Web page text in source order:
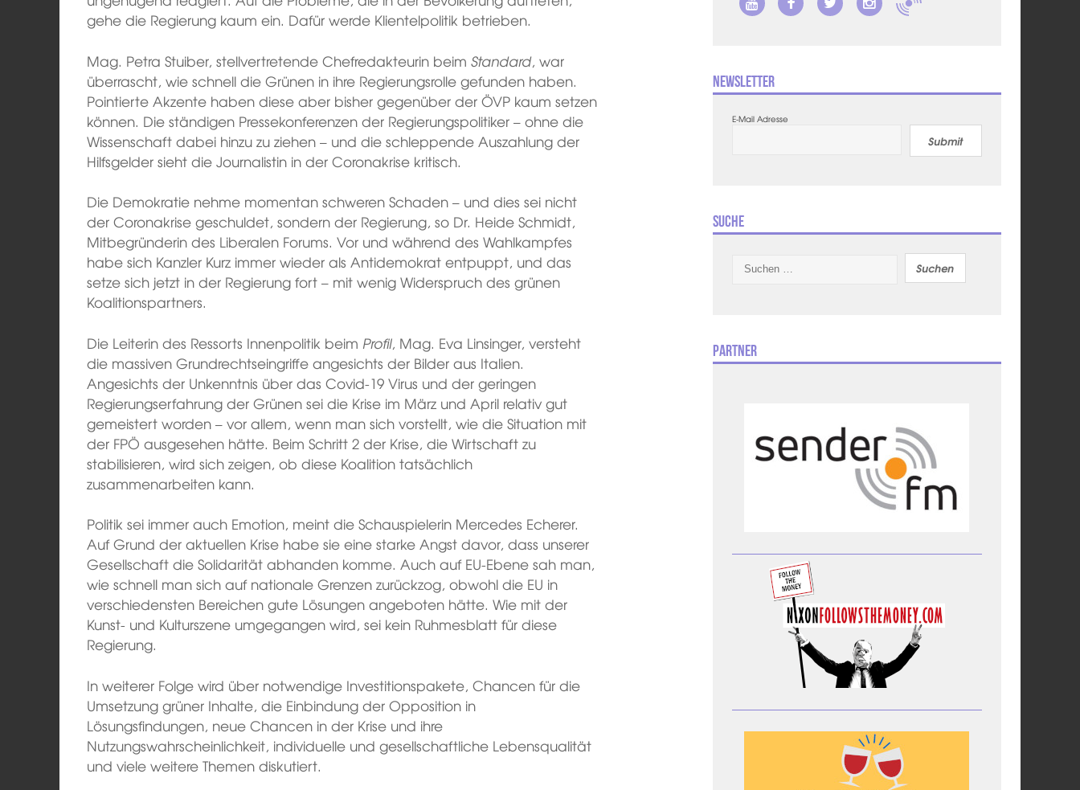
gehe die Regierung kaum ein. Dafür werde Klientelpolitik betrieben.
Mag. Petra Stuiber, stellvertretende Chefredakteurin beimStandard, war
überrascht, wie schnell die Grünen in ihre Regierungsrolle gefunden haben.
Pointierte Akzente haben diese aber bisher gegenüber der ÖVP kaum setzen
können. Die ständigen Pressekonferenzen der Regierungspolitiker – ohne die
Wissenschaft dabei hinzu zu ziehen – und die schleppende Auszahlung der
Hilfsgelder sieht die Journalistin in der Coronakrise kritisch.
Die Demokratie nehme momentan schweren Schaden – und dies sei nicht
der Coronakrise geschuldet, sondern der Regierung, so Dr. Heide Schmidt,
Mitbegründerin des Liberalen Forums. Vor und während des Wahlkampfes
habe sich Kanzler Kurz immer wieder als Antidemokrat entpuppt, und das
setze sich jetzt in der Regierung fort – mit wenig Widerspruch des grünen
Koalitionspartners.
Die Leiterin des Ressorts Innenpolitik beim Profil, Mag. Eva Linsinger, versteht
die massiven Grundrechtseingriffe angesichts der Bilder aus Italien.
Angesichts der Unkenntnis über das Covid-19 Virus und der geringen
Regierungserfahrung der Grünen sei die Krise im März und April relativ gut
gemeistert worden – vor allem, wenn man sich vorstellt, wie die Situation mit
der FPÖ ausgesehen hätte. Beim Schritt 2 der Krise, die Wirtschaft zu
stabilisieren, wird sich zeigen, ob diese Koalition tatsächlich
zusammenarbeiten kann.
Politik sei immer auch Emotion, meint die Schauspielerin Mercedes Echerer.
Auf Grund der aktuellen Krise habe sie eine starke Angst davor, dass unserer
Gesellschaft die Solidarität abhanden komme. Auch auf EU-Ebene sah man,
wie schnell man sich auf nationale Grenzen zurückzog, obwohl die EU in
verschiedensten Bereichen gute Lösungen angeboten hätte. Wie mit der
Kunst- und Kulturszene umgegangen wird, sei kein Ruhmesblatt für diese
Regierung.
In weiterer Folge wird über notwendige Investitionspakete, Chancen für die
Umsetzung grüner Inhalte, die Einbindung der Opposition in
Lösungsfindungen, neue Chancen in der Krise und ihre
Nutzungswahrscheinlichkeit, individuelle und gesellschaftliche Lebensqualität
und viele weitere Themen diskutiert.
Newsletter
E-Mail Adresse
Submit
Suche
nach:
Partner